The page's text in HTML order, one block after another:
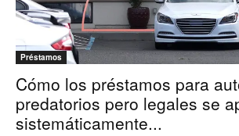
Préstamos
Cómo los préstamos para
predatorios pero legales se
sistemáticamente...